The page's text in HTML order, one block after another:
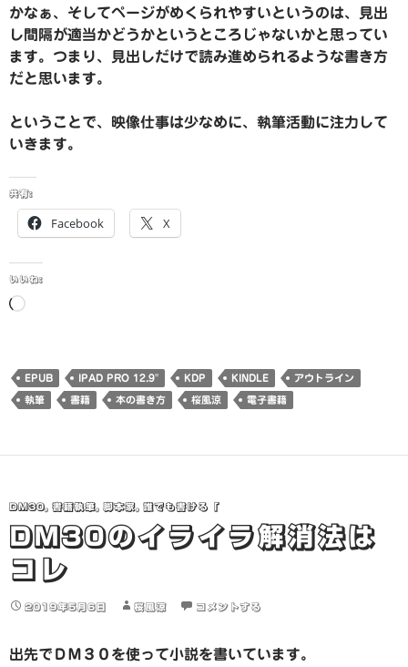
かなぁ、そしてページがめくられやすいというのは、見出
し間隔が適当かどうかというところじゃないかと思ってい
ます。つまり、見出しだけで読み進められるような書き方
だと思います。
ということで、映像仕事は少なめに、執筆活動に注力して
いきます。
共有:
Facebook X
いいね:
読
み
中…
EPUB IPAD PRO 12.9" KDP KINDLE アウトライン
執筆 書籍 本の書き方 桜風涼 電子書籍
DM30, 書籍執筆, 脚本家, 誰でも書ける「
DM30のイライラ解消法は
コレ
2019年5月6日 桜風涼 コメントする
出先でＤＭ３０を使って小説を書いています。